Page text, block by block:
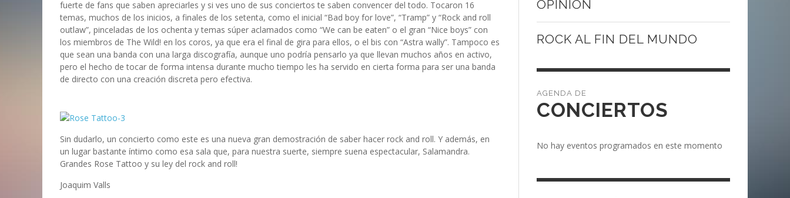
fuerte de fans que saben apreciarles y si ves uno de sus conciertos te saben convencer del todo. Tocaron 16
temas, muchos de los inicios, a finales de los setenta, como el inicial “Bad boy for love”, “Tramp” y “Rock and roll
outlaw”, pinceladas de los ochenta y temas súper aclamados como “We can be eaten” o el gran “Nice boys” con
los miembros de The Wild! en los coros, ya que era el final de gira para ellos, o el bis con “Astra wally”. Tampoco es
que sean una banda con una larga discografía, aunque uno podría pensarlo ya que llevan muchos años en activo,
pero el hecho de tocar de forma intensa durante mucho tiempo les ha servido en cierta forma para ser una banda
de directo con una creación discreta pero efectiva.
Sin dudarlo, un concierto como este es una nueva gran demostración de saber hacer rock and roll. Y además, en
un lugar bastante íntimo como esa sala que, para nuestra suerte, siempre suena espectacular, Salamandra.
Grandes Rose Tattoo y su ley del rock and roll!
Joaquim Valls
OPINIÓN
ROCK AL FIN DEL MUNDO
CONCIERTOS
No hay eventos programados en este momento